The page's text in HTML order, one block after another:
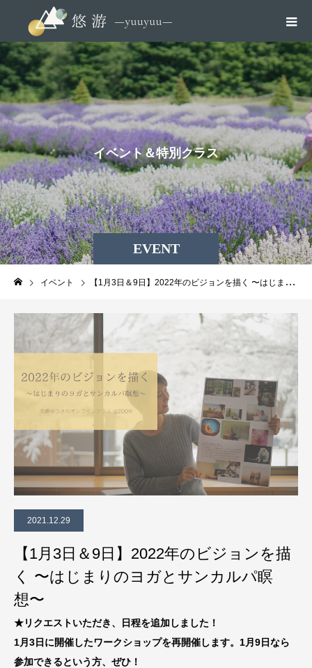
EVENT
イベント＆特別クラス
イベント 【1月3日＆9日】2022年のビジョンを描く 〜はじまりのヨガとサンカルパ瞑想〜
2021.12.29
【1月3日＆9日】2022年のビジョンを描
く 〜はじまりのヨガとサンカルパ瞑
想〜
★リクエストいただき、日程を追加しました！
1月3日に開催したワークショップを再開催します。1月9日なら
参加できるという方、ぜひ！